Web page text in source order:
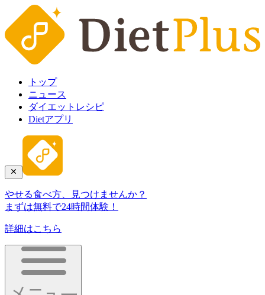
トップ
ニュース
ダイエットレシピ
Dietアプリ
やせる食べ方、見つけませんか？
まずは無料で24時間体験！
詳細はこちら